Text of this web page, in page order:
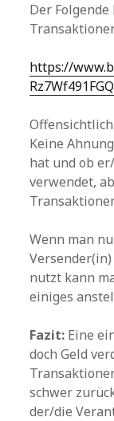
Der
https://
Keine
hat und ob
verwendet,
Wenn man
nutzt kann
einiges
Fazit: Eine
doch Geld
schwer
der/die